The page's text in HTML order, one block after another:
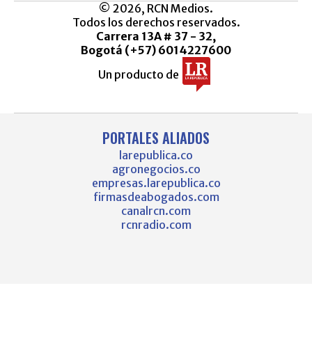
© 2026, RCN Medios.
Todos los derechos reservados.
Carrera 13A # 37 - 32,
Bogotá (+57) 6014227600
Un producto de
PORTALES ALIADOS
larepublica.co
agronegocios.co
empresas.larepublica.co
firmasdeabogados.com
canalrcn.com
rcnradio.com